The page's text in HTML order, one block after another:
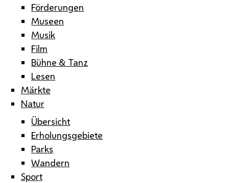
Förderungen
Museen
Musik
Film
Bühne & Tanz
Lesen
Märkte
Natur
Übersicht
Erholungsgebiete
Parks
Wandern
Sport